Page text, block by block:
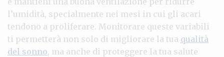
l’umidità, specialmente nei mesi in cui gli acari
tendono a proliferare. Monitorare queste variabili
ti permetterà non solo di migliorare la tua qualità
del sonno, ma anche di proteggere la tua salute